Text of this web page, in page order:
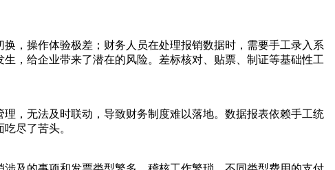
，操作体验极差；财务人员在处理报销数据时，需要手工录入系
，给企业带来了潜在的风险。差标核对、贴票、制证等基础性工
，无法及时联动，导致财务制度难以落地。数据报表依赖手工统
尽了苦头。